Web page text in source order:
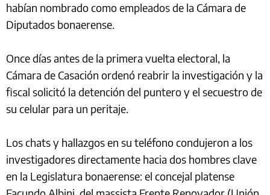
habían nombrado como empleados de la Cámara de
Diputados bonaerense.
Once días antes de la primera vuelta electoral, la
Cámara de Casación ordenó reabrir la investigación y la
fiscal solicitó la detención del puntero y el secuestro de
su celular para un peritaje.
Los chats y hallazgos en su teléfono condujeron a los
investigadores directamente hacia dos hombres clave
en la Legislatura bonaerense: el concejal platense